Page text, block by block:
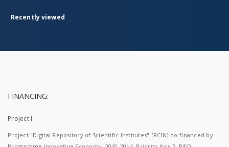
Recently viewed
FINANCING:
Project I
Project "Digital Repository of Scientific Institutes" [RCIN] co-financed by